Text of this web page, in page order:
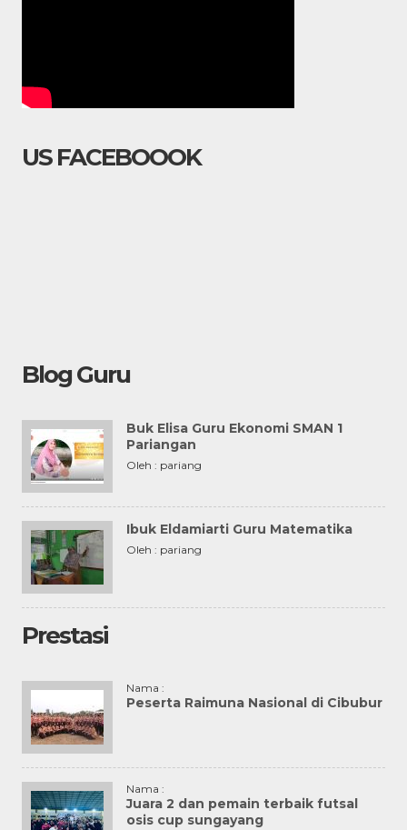
US FACEBOOOK
Blog Guru
Buk Elisa Guru Ekonomi SMAN 1
Pariangan
Oleh : pariang
Ibuk Eldamiarti Guru Matematika
Oleh : pariang
Prestasi
Nama :
Peserta Raimuna Nasional di Cibubur
Nama :
Juara 2 dan pemain terbaik futsal
osis cup sungayang